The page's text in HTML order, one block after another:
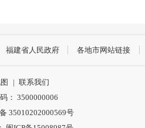
福建省人民政府 各地市网站链接
| 联系我们
： 3500000006
35010202000569号